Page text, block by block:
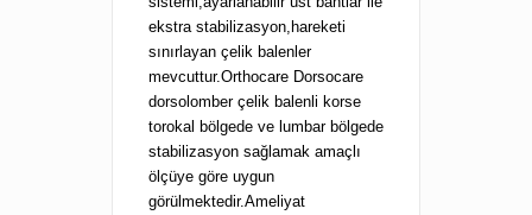
ekstra stabilizasyon,hareketi
sınırlayan çelik balenler
mevcuttur.Orthocare Dorsocare
dorsolomber çelik balenli korse
torokal bölgede ve lumbar bölgede
stabilizasyon sağlamak amaçlı
ölçüye göre uygun
görülmektedir.Ameliyat